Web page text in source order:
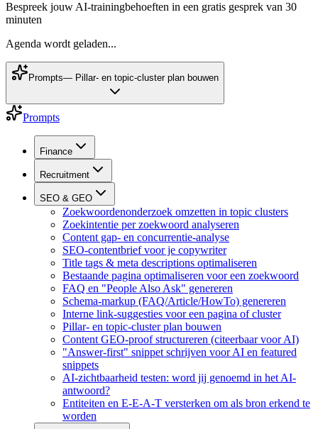
Bespreek jouw AI-trainingbehoeften in een gratis gesprek van 30
minuten
Agenda wordt geladen...
Prompts— Pillar- en topic-cluster plan bouwen
Prompts
Finance
Recruitment
SEO & GEO
Zoekwoordenonderzoek omzetten in topic clusters
Zoekintentie per zoekwoord analyseren
Content gap- en concurrentie-analyse
SEO-contentbrief voor je copywriter
Title tags & meta descriptions optimaliseren
Bestaande pagina optimaliseren voor een zoekwoord
FAQ en "People Also Ask" genereren
Schema-markup (FAQ/Article/HowTo) genereren
Interne link-suggesties voor een pagina of cluster
Pillar- en topic-cluster plan bouwen
Content GEO-proof structureren (citeerbaar voor AI)
"Answer-first" snippet schrijven voor AI en featured
snippets
AI-zichtbaarheid testen: word jij genoemd in het AI-
antwoord?
Entiteiten en E-E-A-T versterken om als bron erkend te
worden